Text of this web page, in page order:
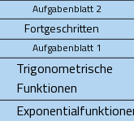
Aufgabenblatt 2
Fortgeschritten
Aufgabenblatt 1
Trigonometrische
Funktionen